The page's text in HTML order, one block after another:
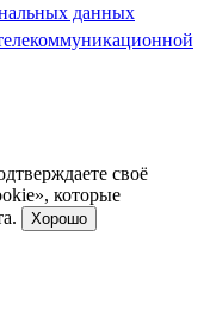
данных
своё
которые
Хорошо